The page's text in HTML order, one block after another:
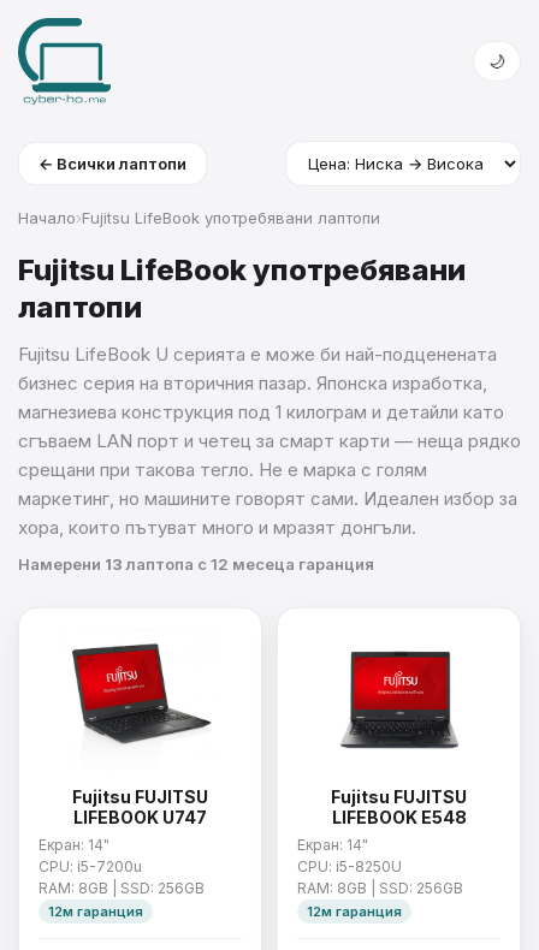
🌙
← Всички лаптопи
Начало›Fujitsu LifeBook употребявани лаптопи
Fujitsu LifeBook употребявани
лаптопи
Fujitsu LifeBook U серията е може би най-подценената
бизнес серия на вторичния пазар. Японска изработка,
магнезиева конструкция под 1 килограм и детайли като
сгъваем LAN порт и четец за смарт карти — неща рядко
срещани при такова тегло. Не е марка с голям
маркетинг, но машините говорят сами. Идеален избор за
хора, които пътуват много и мразят донгъли.
Намерени 13 лаптопа с 12 месеца гаранция
Fujitsu FUJITSU
LIFEBOOK U747
Екран: 14"
CPU: i5-7200u
RAM: 8GB | SSD: 256GB
12м гаранция
Fujitsu FUJITSU
LIFEBOOK E548
Екран: 14"
CPU: i5-8250U
RAM: 8GB | SSD: 256GB
12м гаранция